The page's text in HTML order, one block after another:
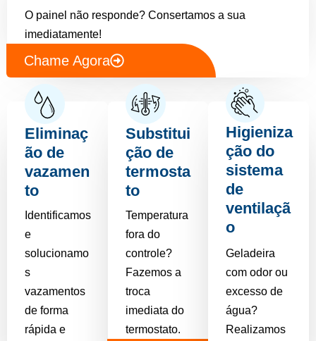
O painel não responde? Consertamos a sua
imediatamente!
Chame Agora
Eliminaç
ão de
vazamen
to
Identificamos
e
solucionamo
s
vazamentos
de forma
rápida e
Substitui
ção de
termosta
to
Temperatura
fora do
controle?
Fazemos a
troca
imediata do
termostato.
Higieniza
ção do
sistema
de
ventilaçã
o
Geladeira
com odor ou
excesso de
água?
Realizamos